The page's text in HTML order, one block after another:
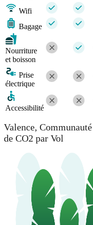
Wifi
Bagage
Nourriture
et boisson
Prise
électrique
Accessibilité
Valence,
de CO2 par Vol